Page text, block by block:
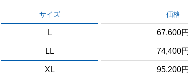
サイズ 価格
L 67,600円
LL 74,400円
XL 95,200円